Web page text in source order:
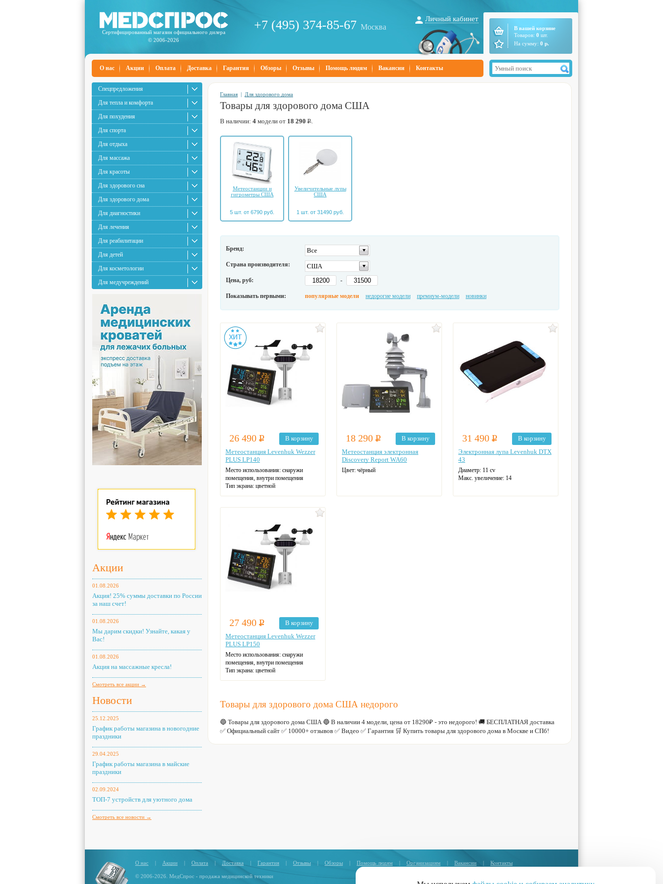
Сертифицированный магазин официального дилера
© 2006-2026
+7 (495) 374-85-67 Москва
Личный кабинет
В вашей корзине
Товаров: 0 шт.
На сумму: 0 р.
О нас Акции Оплата Доставка Гарантия Обзоры Отзывы Помощь людям Вакансии Контакты
Спецпредложения
Для тепла и комфорта
Для похудения
Для спорта
Для отдыха
Для массажа
Для красоты
Для здорового сна
Для здорового дома
Для диагностики
Для лечения
Для реабилитации
Для детей
Для косметологии
Для медучреждений
Акции
01.08.2026
Акция! 25% суммы доставки по России
за наш счет!
01.08.2026
Мы дарим скидки! Узнайте, какая у
Вас!
01.08.2026
Акция на массажные кресла!
Смотреть все акции →
Новости
25.12.2025
График работы магазина в новогодние
праздники
29.04.2025
График работы магазина в майские
праздники
02.09.2024
ТОП-7 устройств для уютного дома
Смотреть все новости →
Главная | Для здорового дома
Товары для здорового дома США
В наличии: 4 модели от 18 290 Р.
Метеостанции и
гигрометры США
5 шт. от 6790 руб.
Увеличительные лупы
США
1 шт. от 31490 руб.
Бренд: Все
Страна производителя: США
Цена, руб: -
Показывать первыми: популярные модели недорогие модели премиум-модели новинки
26 490 Р
В корзину
Метеостанция Levenhuk Wezzer
PLUS LP140
Место использования: снаружи
помещения, внутри помещения
Тип экрана: цветной
18 290 Р
В корзину
Метеостанция электронная
Discovery Report WA60
Цвет: чёрный
31 490 Р
В корзину
Электронная лупа Levenhuk DTX
43
Диаметр: 11 cv
Макс. увеличение: 14
27 490 Р
В корзину
Метеостанция Levenhuk Wezzer
PLUS LP150
Место использования: снаружи
помещения, внутри помещения
Тип экрана: цветной
Товары для здорового дома США недорого
🔵 Товары для здорового дома США 🔵 В наличии 4 модели, цена от 18290₽ - это недорого! 🚚 БЕСПЛАТНАЯ доставка
✅ Официальный сайт ✅ 10000+ отзывов ✅ Видео ✅ Гарантия 🛒 Купить товары для здорового дома в Москве и СПб!
О нас | Акции | Оплата | Доставка | Гарантия | Отзывы | Обзоры | Помощь людям | Организациям | Вакансии | Контакты
© 2006-2026. МедСпрос - продажа медицинской техники